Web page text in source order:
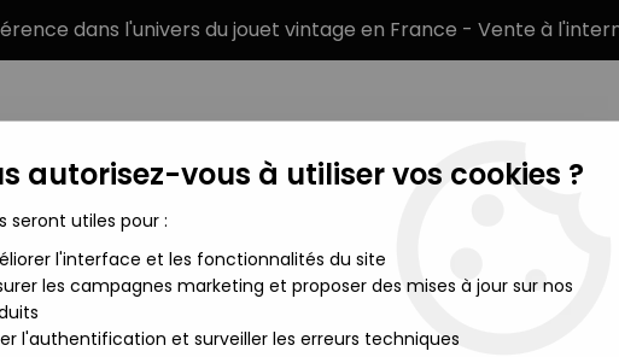
dans l'univers du jouet vintage en France - Vente à
MARQUES TYPE DE PRODUIT
Packs! Ref 4102 - Waterloo - Prussiens Cavalerie Complet en Boite
autorisez-vous à utiliser vos cookies ?
seront utiles pour :
l'interface et les fonctionnalités du site
les campagnes marketing et proposer des mises à jour sur nos
l'authentification et surveiller les erreurs techniques